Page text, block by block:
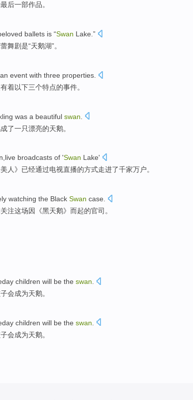
后一部作品。
ballets is “Swan Lake .”
舞剧是“天鹅湖”。
an event with three properties
有着以下三个特点的事件。
was a beautiful swan
成了一只漂亮的天鹅。
,live broadcasts of 'Swan Lake'
人》已经通过电视直播的方式走进了千家万户。
watching the Black Swan case
关注这场因《黑天鹅》而起的官司 。
children will be the swan
会成为天鹅。
children will be the swan
会成为天鹅。